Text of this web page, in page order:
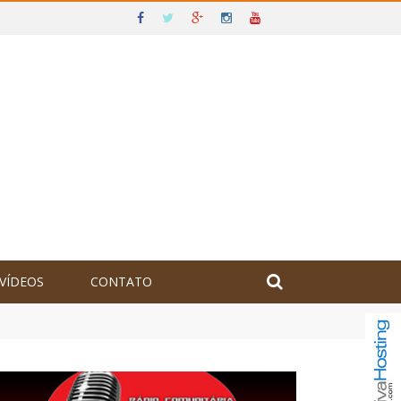
VÍDEOS CONTATO